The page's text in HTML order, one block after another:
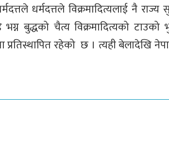
धर्मदत्तले विक्रमादित्यलाई नै
बुद्धको चैत्य विक्रमादित्यको टाउको
प्रतिस्थापित रहेको छ । त्यही बेलादेखि